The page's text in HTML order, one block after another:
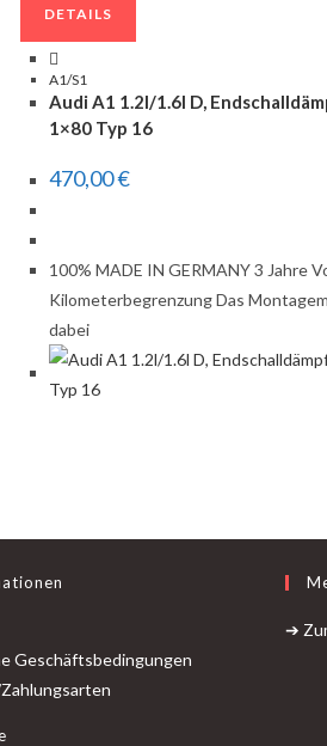
DETAILS
A1/S1
Audi A1 1.2l/1.6l D,
1×80 Typ 16
470,00€
100% MADE IN GERMANY 3 Jahre
Kilometerbegrenzung Das
dabei
Geschäftsbedingungen
➔